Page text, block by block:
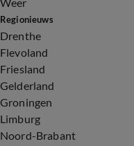
Regionieuws
Drenthe
Flevoland
Friesland
Gelderland
Groningen
Limburg
Noord-Brabant